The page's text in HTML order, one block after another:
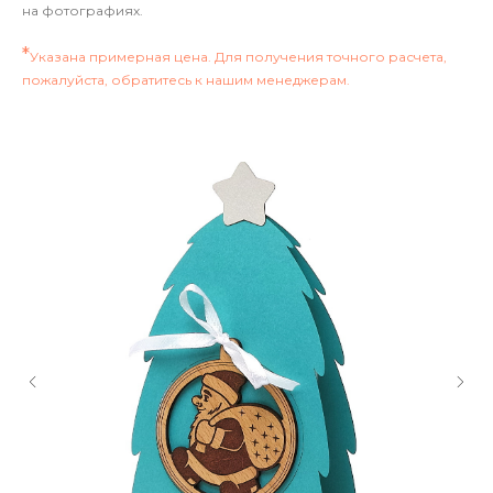
на фотографиях.
*Указана примерная цена. Для получения точного расчета,
пожалуйста, обратитесь к нашим менеджерам.